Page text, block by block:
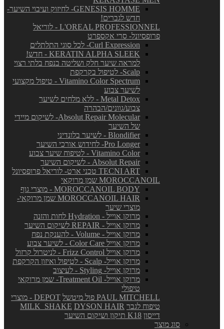
GENESIS HOMME- לחיזוק ועיבוי השיער-
חדש לגברים!
L'OREAL PROFESSIONNEL - לוריאל
פרופסיונל- סרי אקספרט
Curl Expression- לכל סוגי התלתלים
KERATIN ALPHA SLEEK - חדש!
למראה שיער חלק ושליטה בנפח בלתי רצוי
Scalp- לטיפול בקרקפת
Vitamino Color Spectrum - טיפול מקצועי
לשיער צבוע
Metal Detox - ללא מלחים לשיער
צבוע/גוונים/הבהרה
Absolut Repair Molecular- לשיקום מיידי
של השיער
Blondifier - לשיער בלונדיני
Pro Longer- לחידוש אורכי השיער
Vitamino Color - לטיפוח שיער צבוע
Absolut Repair - לשיקום השיער
TECNI ART טכני ארט- לוריאל פרופסיונל
MOROCCANOIL שמן מרוקאי
MOROCCANOIL BODY - מוצרי גוף
MOROCCANOIL HAIR שמן מרוקאי-
מוצרי שיער
מרוקן אוייל - Hydration לחות והזנה
מרוקן אוייל - REPAIR לשיקום השיער
מרוקן אוייל - Volume - להענקת נפח
מרוקן אוייל Color Care - לשיער צבוע
מרוקן אוייל Frizz Control - לניטרול קרזול
מרוקן אוייל- Scalp - לטיפול ואיזון הקרקפת
מרוקן אוייל- Styling - לעיצוב
מרוקן אוייל- Treatment Oil- שמן מרוקאי
טיפולי
PAUL MITCHELL פול מיטשל
DEPOT - מוצרי
טיפוח לגבר
MILK_SHAKE DYSON HAIR
דייסון K18 תיקון ושיקום השיער
סוג מוצר